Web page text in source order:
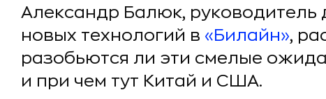
Александр Балюк, руководитель
новых технологий в «Билайн»,
разобьются ли эти смелые
и при чем тут Китай и США.